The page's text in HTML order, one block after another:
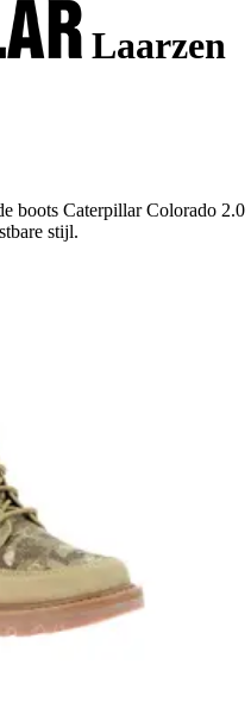
Laarzen
boots Caterpillar Colorado 2.0
stijl.